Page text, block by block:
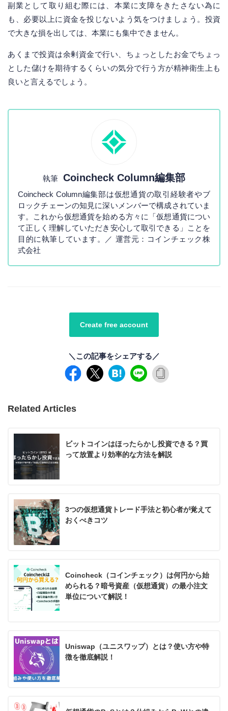
副業として取り組む際には、本業に支障をきたさない為に
も、必要以上に資金を投じないよう気をつけましょう。投資
で大きな損を出しては、本業にも集中できません。
あくまで投資は余剰資金で行い、ちょっとしたお金でちょっ
とした儲けを期待するくらいの気分で行う方が精神衛生上も
良いと言えるでしょう。
執筆 Coincheck Column編集部
Coincheck Column編集部は仮想通貨の取引経験者やブ
ロックチェーンの知見に深いメンバーで構成されていま
す。これから仮想通貨を始める方々に「仮想通貨につい
て正しく理解していただき安心して取引できる」ことを
目的に執筆しています。／ 運営元：コインチェック株
式会社
Create free account
＼この記事をシェアする／
Related Articles
ビットコインはほったらかし投資できる？買
って放置より効率的な方法を解説
3つの仮想通貨トレード手法と初心者が覚えて
おくべきコツ
Coincheck（コインチェック）は何円から始
められる？暗号資産（仮想通貨）の最小注文
単位について解説！
Uniswap（ユニスワップ）とは？使い方や特
徴を徹底解説！